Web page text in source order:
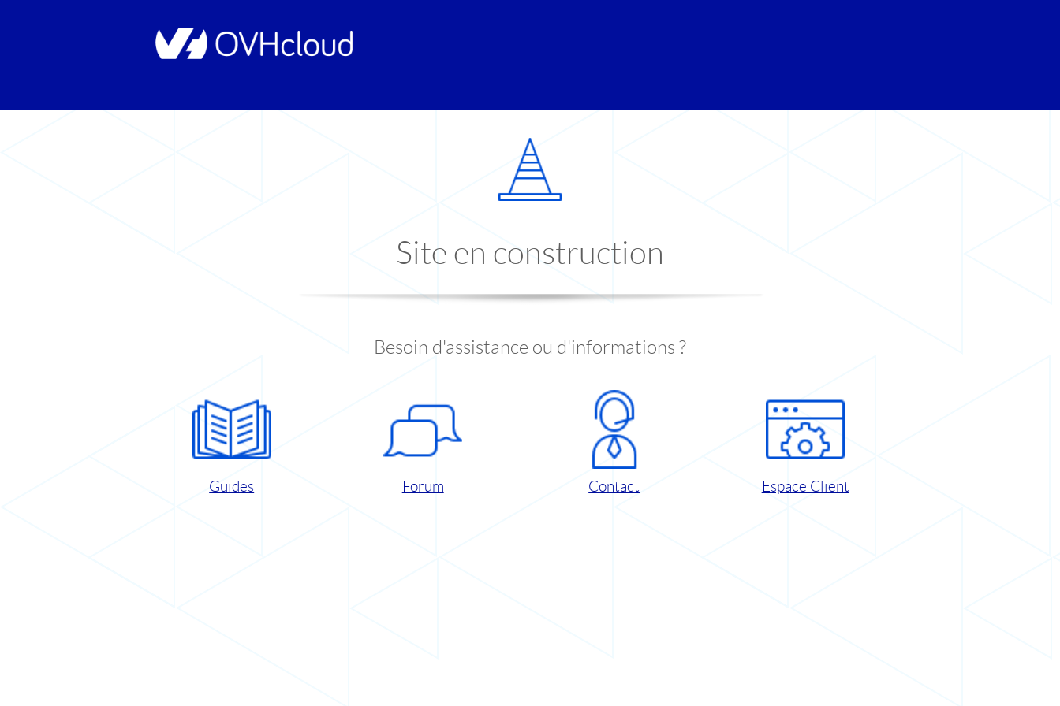
Site en construction
Besoin d'assistance ou d'informations ?
Guides Forum Contact Espace Client